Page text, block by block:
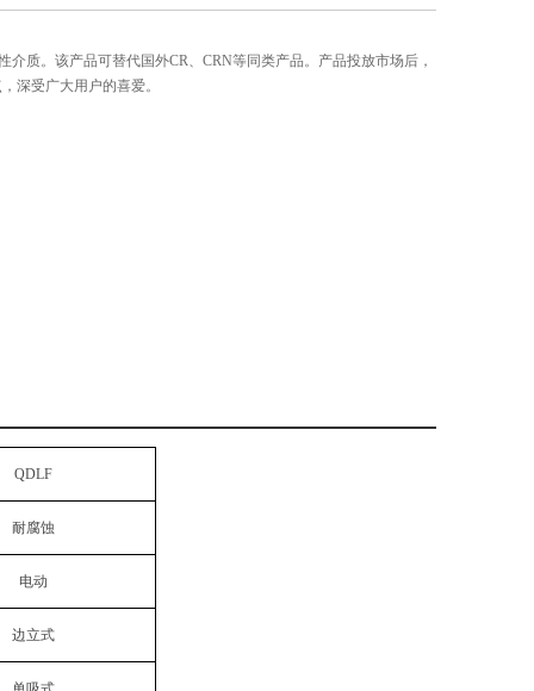
质。该产品可替代国外CR、CRN等同类产品。产品投放市场后，
深受广大用户的喜爱。
QDLF
耐腐蚀
电动
边立式